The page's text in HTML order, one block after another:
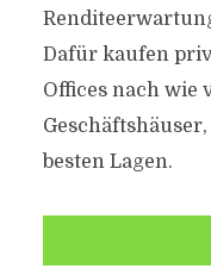
Dafür kaufen
Offices nach wie
besten Lagen.